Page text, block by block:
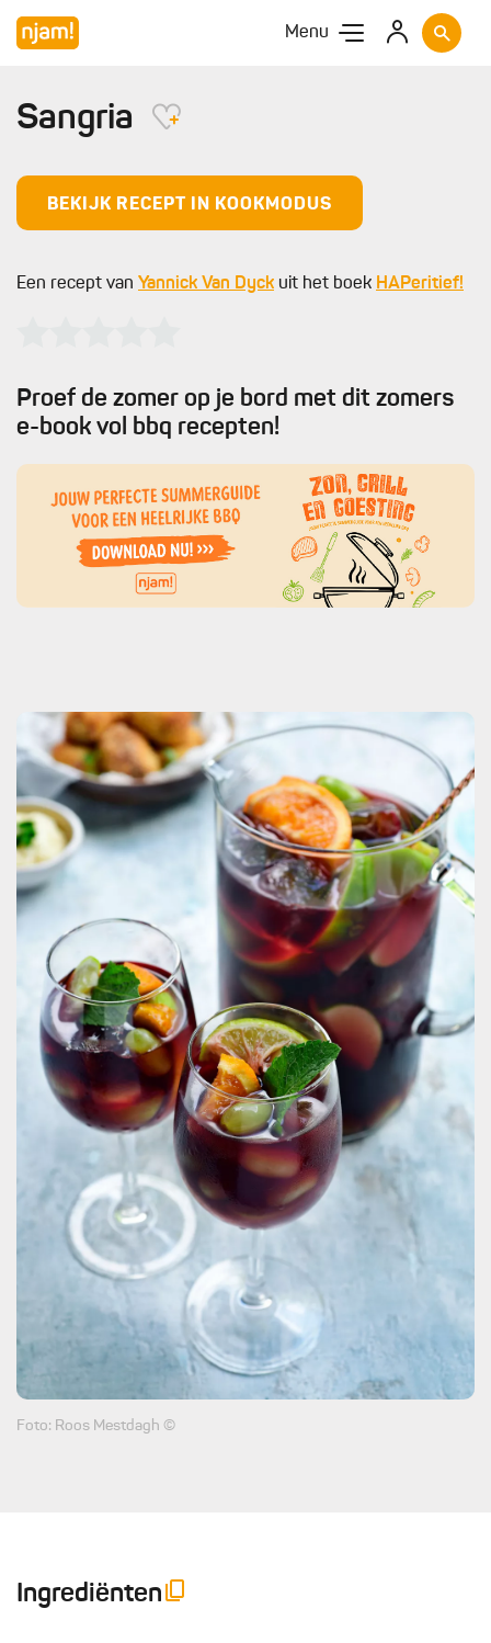
Menu
Foto: Roos Mestdagh ©
Sangria
BEKIJK RECEPT IN KOOKMODUS
Een recept van Yannick Van Dyck uit het boek HAPeritief!
Proef de zomer op je bord met dit zomers
e-book vol bbq recepten!
Ingrediënten